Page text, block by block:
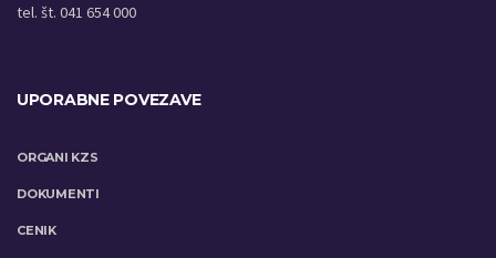
tel. št. 041 654 000
UPORABNE POVEZAVE
ORGANI KZS
DOKUMENTI
CENIK